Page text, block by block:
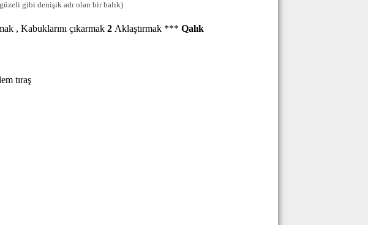
güzeli gibi denişik adı olan bir balık)
, Kabuklarını çıkarmak 2 Aklaştırmak *** Qalık
tıraş